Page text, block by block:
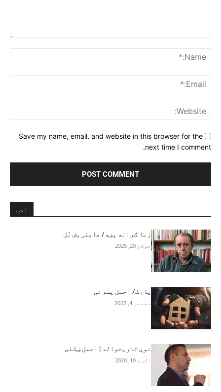
Save my name, email, and website in this browser for the
next time I comment.
ادب
زما ګرانه پښه/ هاینریش بُل
جولای 20, 2025
پارک/ اجمل پسرلی
دسمبر 4, 2022
نوې تاريخواله | اجمل ښکلى
اګست 10, 2020